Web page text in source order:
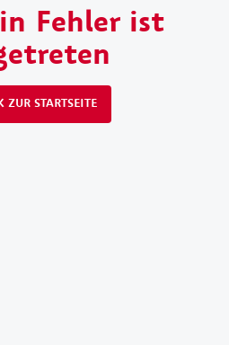
Fehler ist
ZUR STARTSEITE